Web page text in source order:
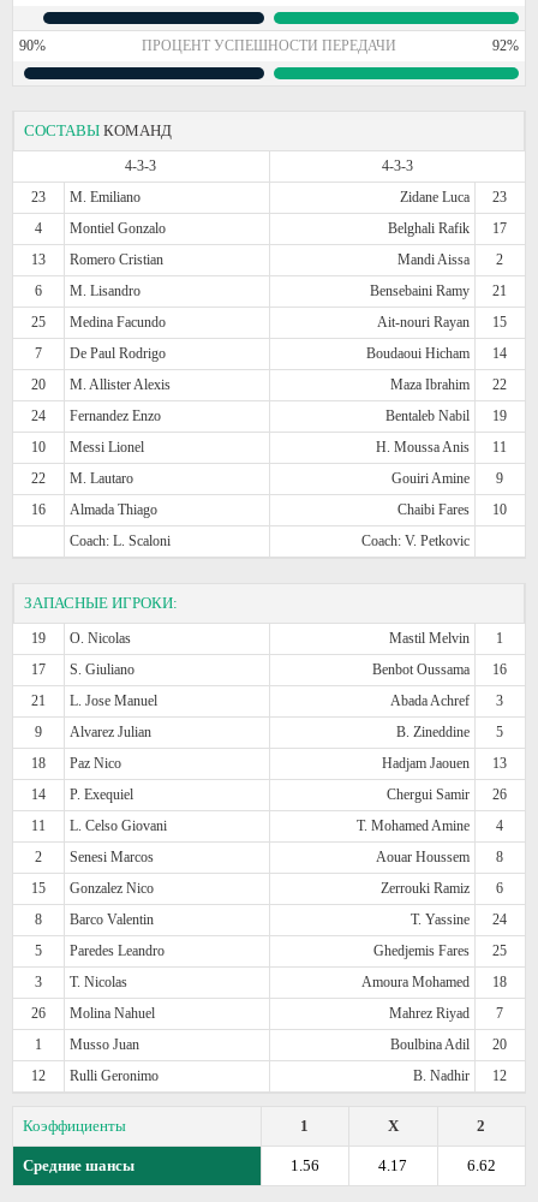
90% ПРОЦЕНТ УСПЕШНОСТИ ПЕРЕДАЧИ 92%
СОСТАВЫ КОМАНД
4-3-3
4-3-3
23
M. Emiliano Zidane Luca
23
4
Montiel Gonzalo Belghali Rafik
17
13
Romero Cristian Mandi Aissa
2
6
M. Lisandro Bensebaini Ramy
21
25
Medina Facundo Ait-nouri Rayan
15
7
De Paul Rodrigo Boudaoui Hicham
14
20
M. Allister Alexis Maza Ibrahim
22
24
Fernandez Enzo Bentaleb Nabil
19
10
Messi Lionel H. Moussa Anis
11
22
M. Lautaro Gouiri Amine
9
16
Almada Thiago Chaibi Fares
10
Coach: L. Scaloni
Coach: V. Petkovic
ЗАПАСНЫЕ ИГРОКИ:
19 O. Nicolas Mastil Melvin
1
17
S. Giuliano Benbot Oussama
16
21
L. Jose Manuel Abada Achref
3
9
Alvarez Julian B. Zineddine
5
18
Paz Nico Hadjam Jaouen
13
14
P. Exequiel Chergui Samir
26
11
L. Celso Giovani T. Mohamed Amine
4
2
Senesi Marcos Aouar Houssem
8
15
Gonzalez Nico Zerrouki Ramiz
6
8
Barco Valentin T. Yassine
24
5
Paredes Leandro Ghedjemis Fares
25
3
T. Nicolas Amoura Mohamed
18
26
Molina Nahuel Mahrez Riyad
7
1
Musso Juan Boulbina Adil
20
12
Rulli Geronimo B. Nadhir 12
Коэффициенты 2
X
1
Средние шансы 6.62
4.17
1.56